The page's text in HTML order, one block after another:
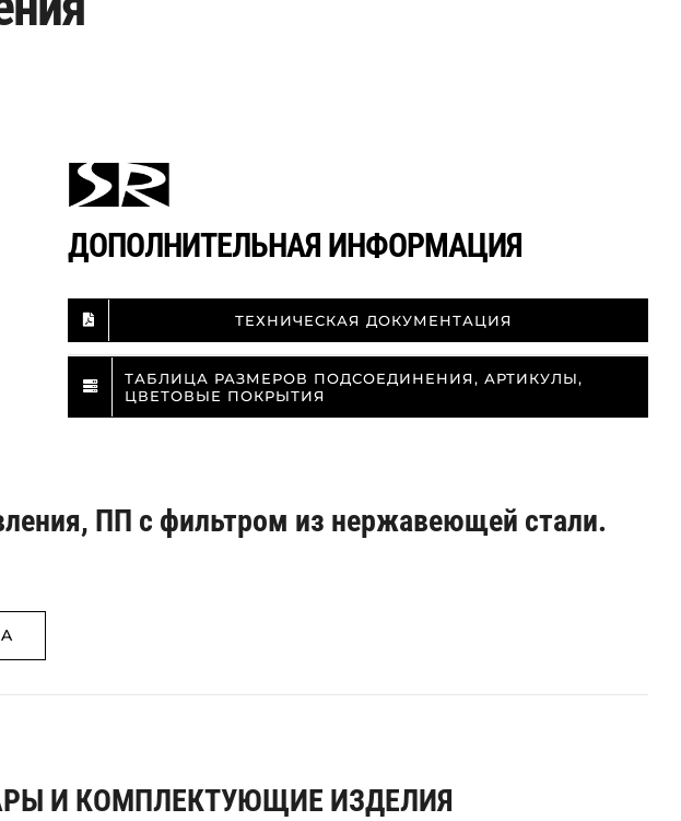
ДОПОЛНИТЕЛЬНАЯ ИНФОРМАЦИЯ
ТЕХНИЧЕСКАЯ ДОКУМЕНТАЦИЯ
ТАБЛИЦА РАЗМЕРОВ ПОДСОЕДИНЕНИЯ, АРТИКУЛЫ,
ЦВЕТОВЫЕ ПОКРЫТИЯ
ПП с фильтром из нержавеющей стали.
И КОМПЛЕКТУЮЩИЕ ИЗДЕЛИЯ